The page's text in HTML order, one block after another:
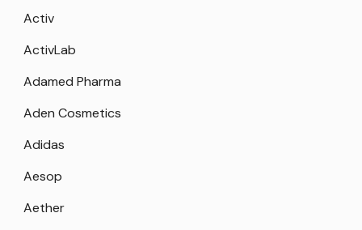
Activ
ActivLab
Adamed Pharma
Aden Cosmetics
Adidas
Aesop
Aether